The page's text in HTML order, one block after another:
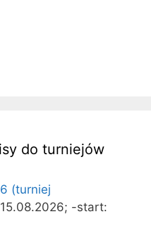
do turniejów
(turniej
-start: